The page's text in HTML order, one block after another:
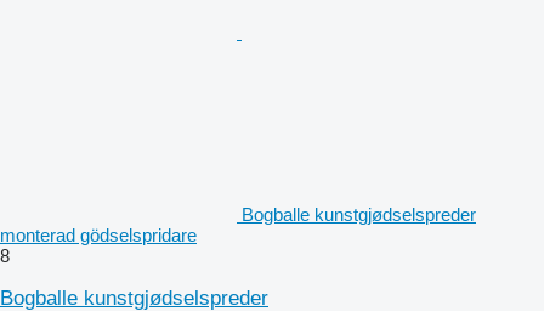
Bogballe kunstgjødselspreder
monterad gödselspridare
8
Bogballe kunstgjødselspreder